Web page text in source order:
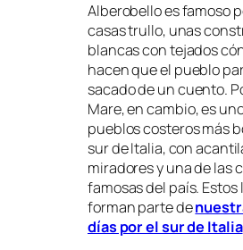
Alberobello es famoso
casas trullo, unas
blancas con tejados
hacen que el pueblo
sacado de un cuento.
Mare, en cambio, es
pueblos costeros más
sur de Italia, con
miradores y una de las
famosas del país. Estos
forman parte de
días por el sur de Italia